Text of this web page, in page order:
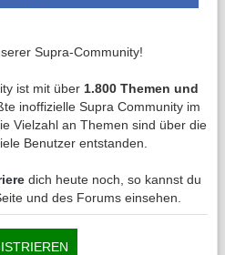
Supra-Community!
ist mit über 1.800 Themen und
inoffizielle Supra Community im
Vielzahl an Themen sind über die
Benutzer entstanden.
dich heute noch, so kannst du
und des Forums einsehen.